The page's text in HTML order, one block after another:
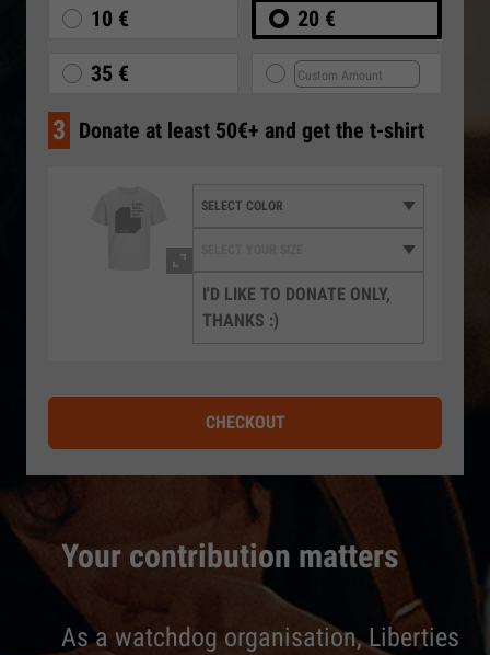
Your contribution matters
As a watchdog organisation, Liberties
10 € 20 €
35 €
3 Donate at least 50€+ and get the t-shirt
I'D LIKE TO DONATE ONLY,
THANKS :)
CHECKOUT